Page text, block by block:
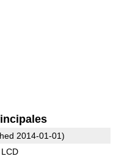
2014-01-01)